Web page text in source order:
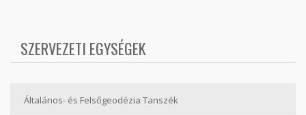
SZERVEZETI EGYSÉGEK
Általános- és Felsőgeodézia Tanszék